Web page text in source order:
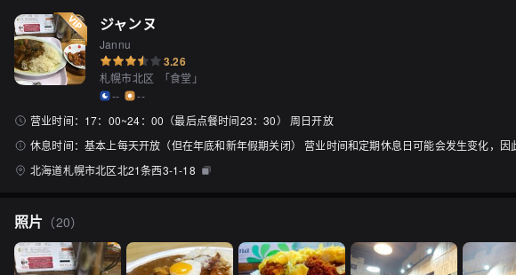
ジャンヌ
Jannu
3.26
札幌市北区 「食堂 」
--
--
营业时间： 17：00~24：00（最后点餐时间23：30） 周日开放
休息时间： 基本上每天开放（但在年底和新年假期关闭） 营业时间和定期休息日可能会发生变化，因
北海道札幌市北区北21条西3-1-18
照片 （20）